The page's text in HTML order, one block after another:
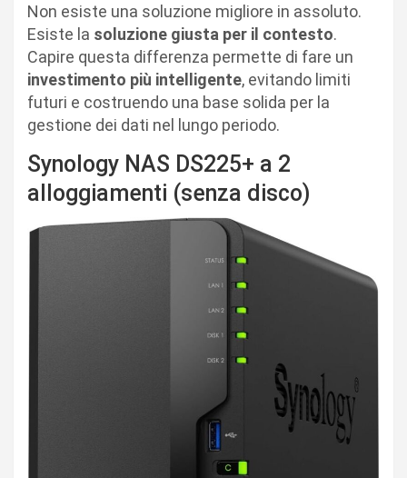
Non esiste una soluzione migliore in assoluto.
Esiste la soluzione giusta per il contesto.
Capire questa differenza permette di fare un
investimento più intelligente, evitando limiti
futuri e costruendo una base solida per la
gestione dei dati nel lungo periodo.
Synology NAS DS225+ a 2
alloggiamenti (senza disco)